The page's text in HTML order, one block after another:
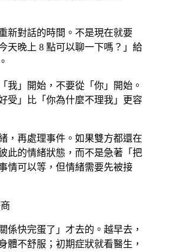
新對話的時間。不是現在就要
天晚上 8 點可以聊一下嗎？」給
我」開始，不要從「你」開始。
受」比「你為什麼不理我」更容
，再處理事件。如果雙方都還在
此的情緒狀態，而不是急著「把
情可以等，但情緒需要先被接
係快完蛋了」才去的。越早去，
體不舒服；初期症狀就看醫生，